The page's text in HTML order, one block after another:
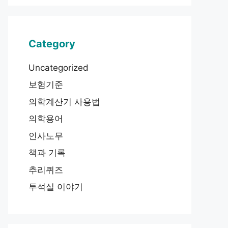
Category
Uncategorized
보험기준
의학계산기 사용법
의학용어
인사노무
책과 기록
추리퀴즈
투석실 이야기